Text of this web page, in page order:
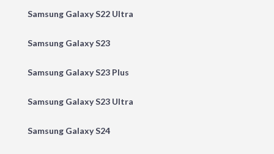
Samsung Galaxy S22 Ultra
Samsung Galaxy S23
Samsung Galaxy S23 Plus
Samsung Galaxy S23 Ultra
Samsung Galaxy S24